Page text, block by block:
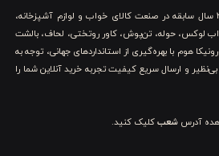
روی این سطوح می‌تابد، انعکاس آن
و شیک‌تر به نظر برسد. این نوع طراحی
لوکس استفاده می‌شود و باعث می‌شود
مدرن و خاص پیدا کند.
با ۲۰ سال سابقه در صنعت کالای خواب و لوازم آشپزخانه،
لوکس، حوله، تن‌پوش، کاور روتختی، لحاف، بالشت
هوم با بهره‌گیری از استانداردهای جهانی، توجه به
و ارسال سریع کیفیت تجربه خرید آنلاین شما را
شعبکلیک کنید.